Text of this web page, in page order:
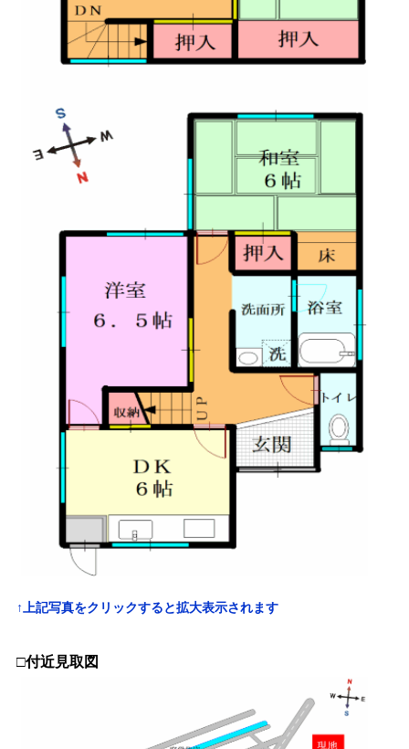
↑上記写真をクリックすると拡大表示されます
□付近見取図